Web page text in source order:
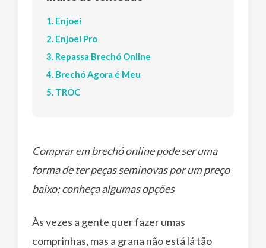
1. Enjoei
2. Enjoei Pro
3. Repassa Brechó Online
4. Brechó Agora é Meu
5. TROC
Comprar em brechó online pode ser uma
forma de ter peças seminovas por um preço
baixo; conheça algumas opções
Às vezes a gente quer fazer umas
comprinhas, mas a grana não está lá tão